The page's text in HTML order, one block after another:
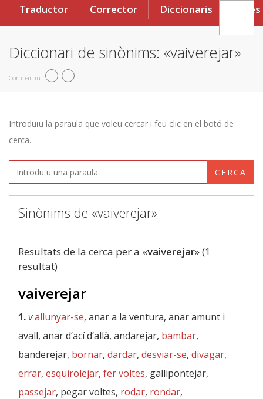
Traductor Corrector Diccionaris Eines
Diccionari de sinònims: «vaiverejar»
Compartiu
Introduïu la paraula que voleu cercar i feu clic en el botó de
cerca.
CERCA
Sinònims de «vaiverejar»
Resultats de la cerca per a «vaiverejar» (1
resultat)
vaiverejar
1.vallunyar-se, anar a la ventura, anar amunt i
avall, anar d’ací d’allà, andarejar, bambar,
banderejar, bornar, dardar, desviar-se, divagar,
errar, esquirolejar, fer voltes, gallipontejar,
passejar, pegar voltes, rodar, rondar,